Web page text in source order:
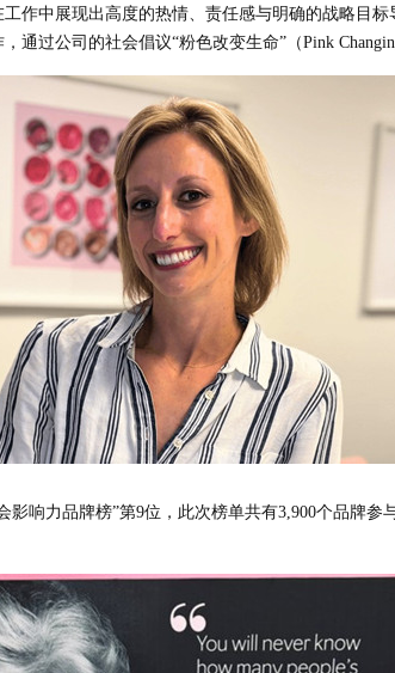
工作中展现出高度的热情、责任感与明确的战略目
通过公司的社会倡议“粉色改变生命”（Pink
影响力品牌榜”第9位，此次榜单共有3,900个品牌